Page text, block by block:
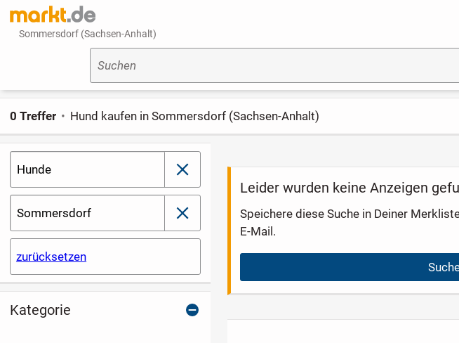
Sommersdorf (Sachsen-Anhalt)
Suchen
Hunde schließen
Sommersdorf schließen
zurücksetzen
0 Treffer Hund kaufen in Sommersdorf (Sachsen-Anhalt)
Leider wurden keine Anzeigen
Speichere diese Suche in Deiner
E-Mail.
Kategorie